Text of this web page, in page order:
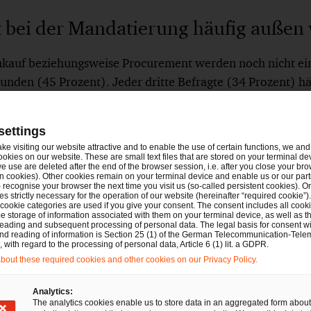
der Mandatierung häufig außen
beziehungsweise Procurement werden noch nicht
(45 Prozent). Jeder dritte Befragte (34 Prozent)
dass der Einkauf bei Beauftragungen oder Kanzlei-
ebenfalls Co-Autor der Studie und Partner in der
dazu: „Die Zusammenarbeit zwischen
was aufgrund der unterschiedlichen
fachliche Qualität auf der einen, möglichst günstige
wünschen sich viele Studienteilnehmer, den Einkauf
Im Idealfall befruchten sich beide Seiten
und Empfehlungen sind bei der
visiting our website attractive and to enable the use of certain functions, we
on our website. These are small text files that are stored on your terminal
use are deleted after the end of the browser session, i.e. after you close your
cookies). Other cookies remain on your terminal device and enable us or our
recognise your browser the next time you visit us (so-called persistent cookies).
strictly necessary for the operation of our website (hereinafter “required
categories are used if you give your consent. The consent includes all
storage of information associated with them on your terminal device, as well as
and subsequent processing of personal data. The legal basis for consent
reading of information is Section 25 (1) of the German Telecommunication-
with regard to the processing of personal data, Article 6 (1) lit. a GDPR.
these required cookies and other cookies on our Privacy Policy.
Analytics:
The analytics cookies enable us to store data in an aggregated form